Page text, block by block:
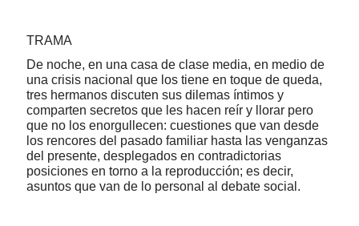
TRAMA
De noche, en una casa de clase media, en medio de
una crisis nacional que los tiene en toque de queda,
tres hermanos discuten sus dilemas íntimos y
comparten secretos que les hacen reír y llorar pero
que no los enorgullecen: cuestiones que van desde
los rencores del pasado familiar hasta las venganzas
del presente, desplegados en contradictorias
posiciones en torno a la reproducción; es decir,
asuntos que van de lo personal al debate social.